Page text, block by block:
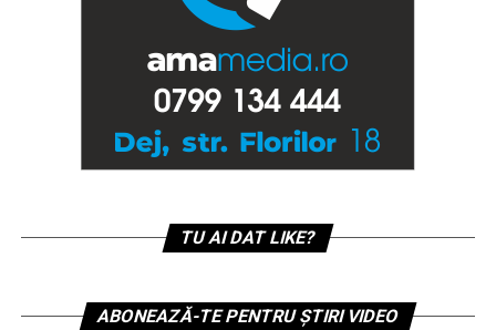
TU AI DAT LIKE?
ABONEAZĂ-TE PENTRU ȘTIRI VIDEO